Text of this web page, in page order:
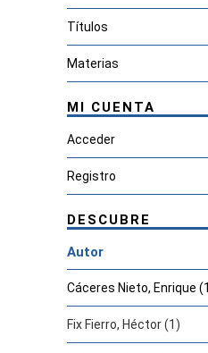
Títulos
Materias
MI CUENTA
Acceder
Registro
DESCUBRE
Autor
Cáceres Nieto, Enrique
Fix Fierro, Héctor (1)